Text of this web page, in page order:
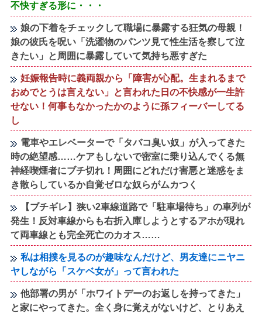
不快すぎる形に・・・
娘の下着をチェックして職場に暴露する狂気の母親！
娘の彼氏を呪い「洗濯物のパンツ見て性生活を察して泣
きたい」と周囲に暴露していて気持ち悪すぎた
妊娠報告時に義両親から「障害が心配。生まれるまで
おめでとうは言えない」と言われた日の不快感が一生許
せない！何事もなかったかのように孫フィーバーしてる
し
電車やエレベーターで「タバコ臭い奴」が入ってきた
時の絶望感……ケアもしないで密室に乗り込んでくる無
神経喫煙者にブチ切れ！周囲にどれだけ害悪と迷惑をま
き散らしているか自覚ゼロな奴らがムカつく
【ブチギレ】狭い2車線道路で「駐車場待ち」の車列が
発生！反対車線からも右折入庫しようとするアホが現れ
て両車線とも完全死亡のカオス……
私は相撲を見るのが趣味なんだけど、男友達にニヤニ
ヤしながら「スケベ女が」って言われた
他部署の男が「ホワイトデーのお返しを持ってきた」
と家にやってきた。全く身に覚えがないけど、とりあえ